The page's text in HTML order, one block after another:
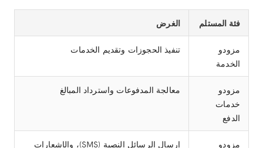
فئة المستلم الغرض
مزودو
الخدمة
تنفيذ الحجوزات وتقديم الخدمات
مزودو
خدمات
الدفع
معالجة المدفوعات واسترداد المبالغ
مزودو
إرسال الرسائل النصية (SMS)، والإشعارات